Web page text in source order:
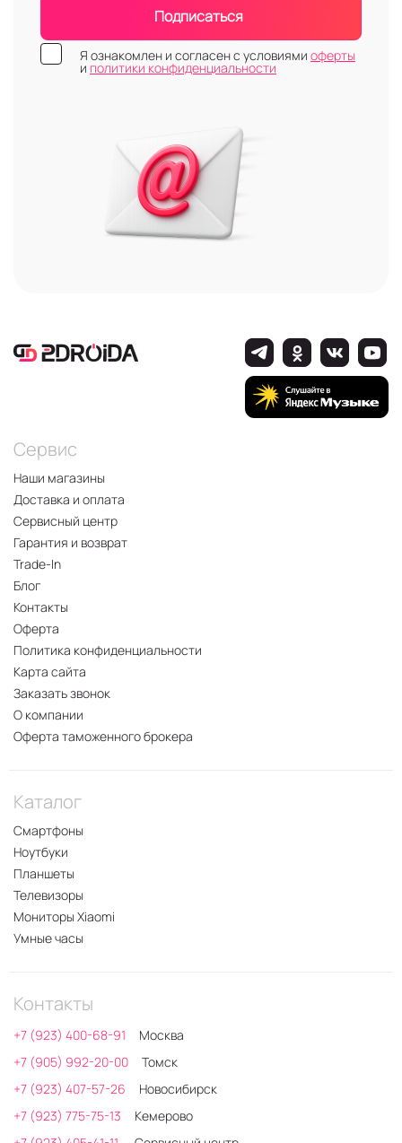
Подписаться
Я ознакомлен и согласен с условиями оферты
и политики конфиденциальности
Сервис
Наши магазины
Доставка и оплата
Сервисный центр
Гарантия и возврат
Trade-In
Блог
Контакты
Оферта
Политика конфиденциальности
Карта сайта
Заказать звонок
О компании
Оферта таможенного брокера
Каталог
Смартфоны
Ноутбуки
Планшеты
Телевизоры
Мониторы Xiaomi
Умные часы
Контакты
+7 (923) 400-68-91
Москва
+7 (905) 992-20-00
Томск
+7 (923) 407-57-26
Новосибирск
+7 (923) 775-75-13
Кемерово